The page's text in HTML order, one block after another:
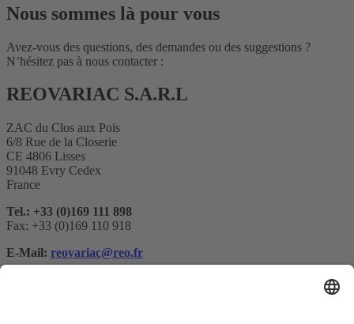
Nous sommes là pour vous
Avez-vous des questions, des demandes ou des suggestions ?
N’hésitez pas à nous contacter :
REOVARIAC S.A.R.L
ZAC du Clos aux Pois
6/8 Rue de la Closerie
CE 4806 Lisses
91048 Evry Cedex
France
Tel.: +33 (0)169 111 898
Fax: +33 (0)169 110 918
E-Mail: reovariac@reo.fr